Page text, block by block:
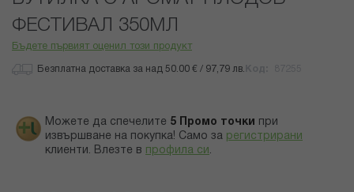
със
снимки
ФЕСТИВАЛ 350МЛ
Бъдете първият оценил този продукт
Безплатна доставка за над 50.00 € / 97,79 лв.
Можете да спечелите 5 Промо точки
при
извършване на покупка! Само за регистрирани
клиенти. Влезте в профила си .